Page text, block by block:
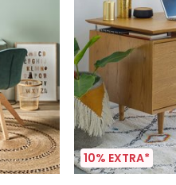
10% EXTRA*